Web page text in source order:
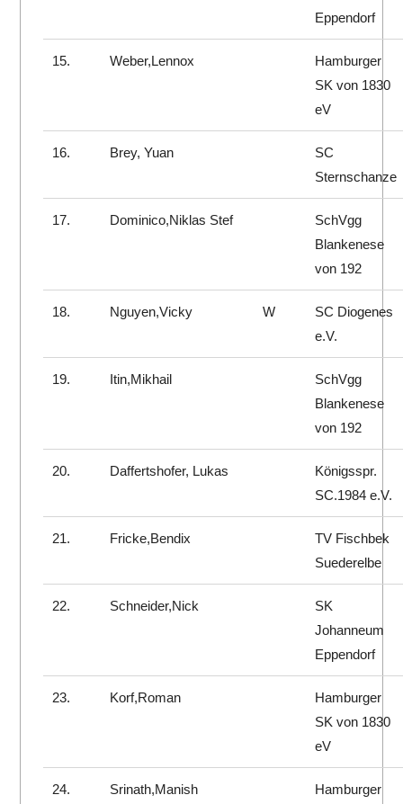
Eppendorf
15. Weber,Lennox
Hamburger
SK von 1830
eV
16. Brey, Yuan
SC
Sternschanze
17. Dominico,Niklas Stef
SchVgg
Blankenese
von 192
18. Nguyen,Vicky W
SC Diogenes
e.V.
19. Itin,Mikhail
SchVgg
Blankenese
von 192
20. Daffertshofer, Lukas
Königsspr.
SC.1984 e.V.
21. Fricke,Bendix
TV Fischbek
Suederelbe
22. Schneider,Nick
SK
Johanneum
Eppendorf
23. Korf,Roman
Hamburger
SK von 1830
eV
24. Srinath,Manish Hamburger